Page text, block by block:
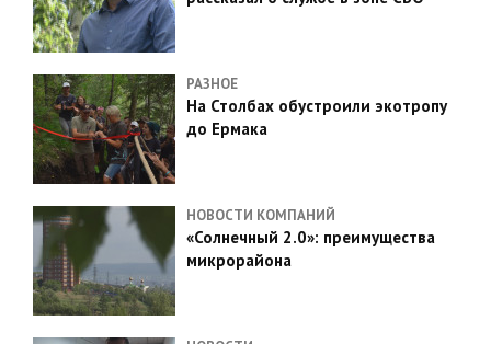
РАЗНОЕ
На Столбах обустроили экотропу
до Ермака
НОВОСТИ КОМПАНИЙ
«Солнечный 2.0»: преимущества
микрорайона